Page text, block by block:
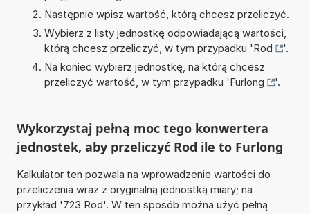
Następnie wpisz wartość, którą chcesz przeliczyć.
Wybierz z listy jednostkę odpowiadającą wartości,
którą chcesz przeliczyć, w tym przypadku 'Rod
'.
Na koniec wybierz jednostkę, na którą chcesz
przeliczyć wartość, w tym przypadku 'Furlong '.
Wykorzystaj pełną moc tego konwertera
jednostek, aby przeliczyć Rod ile to Furlong
Kalkulator ten pozwala na wprowadzenie wartości do
przeliczenia wraz z oryginalną jednostką miary; na
przykład '723 Rod'. W ten sposób można użyć pełną